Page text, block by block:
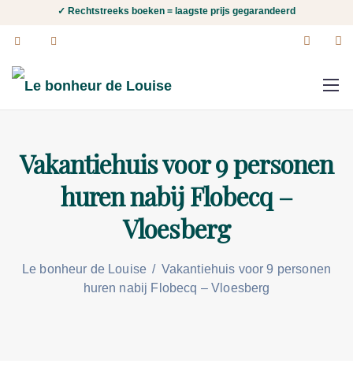
✓ Rechtstreeks boeken = laagste prijs gegarandeerd
Vakantiehuis voor 9 personen
huren nabij Flobecq –
Vloesberg
Le bonheur de Louise / Vakantiehuis voor 9 personen
huren nabij Flobecq – Vloesberg